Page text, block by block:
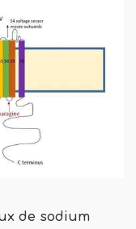
de sodium